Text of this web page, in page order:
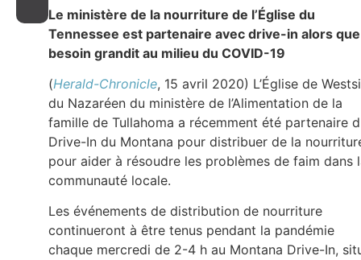
Le ministère de la nourriture de l’Église du
Tennessee est partenaire avec drive-in alors
besoin grandit au milieu du COVID-19
(Herald-Chronicle, 15 avril 2020) L’Église de
du Nazaréen du ministère de l’Alimentation de la
famille de Tullahoma a récemment été partenaire
Drive-In du Montana pour distribuer de la
pour aider à résoudre les problèmes de faim dans
communauté locale.
Les événements de distribution de nourriture
continueront à être tenus pendant la pandémie
chaque mercredi de 2-4 h au Montana Drive-In,